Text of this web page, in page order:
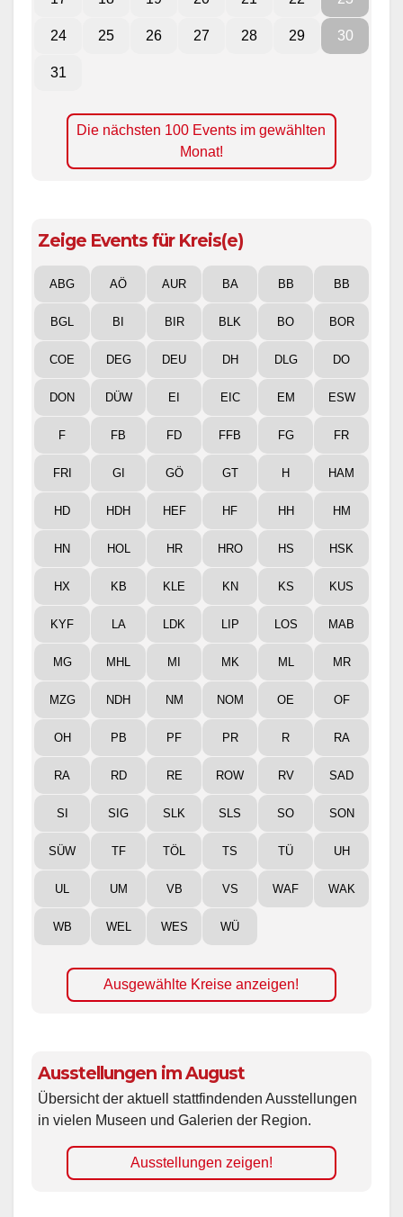
24 25 26 27 28 29 30
31
Die nächsten 100 Events im gewählten
Monat!
Zeige Events für Kreis(e)
ABG AÖ AUR BA BB BB
BGL BI BIR BLK BO BOR
COE DEG DEU DH DLG DO
DON DÜW EI EIC EM ESW
F FB FD FFB FG FR
FRI GI GÖ GT H HAM
HD HDH HEF HF HH HM
HN HOL HR HRO HS HSK
HX KB KLE KN KS KUS
KYF LA LDK LIP LOS MAB
MG MHL MI MK ML MR
MZG NDH NM NOM OE OF
OH PB PF PR R RA
RA RD RE ROW RV SAD
SI SIG SLK SLS SO SON
SÜW TF TÖL TS TÜ UH
UL UM VB VS WAF WAK
WB WEL WES WÜ
Ausgewählte Kreise anzeigen!
Ausstellungen im August
Übersicht der aktuell stattfindenden Ausstellungen
in vielen Museen und Galerien der Region.
Ausstellungen zeigen!